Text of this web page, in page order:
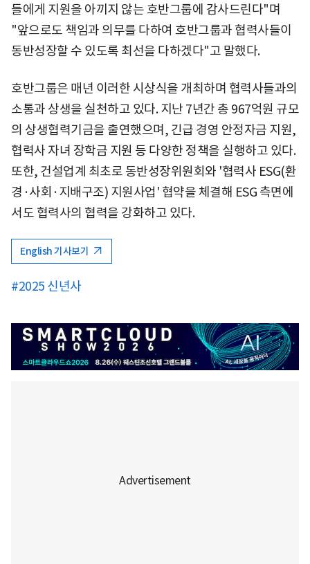
들에게 지원을 아끼지 않는 호반그룹에 감사드린다"며
"앞으로도 책임과 의무를 다하여 호반그룹과 협력사들이
동반성장할 수 있도록 최선을 다하겠다"고 말했다.
호반그룹은 매년 이러한 시상식을 개최하며 협력사들과의
소통과 상생을 실천하고 있다. 지난 7년간 총 967억원 규모
의 상생협력기금을 출연했으며, 긴급 경영 안정자금 지원,
협력사 자녀 장학금 지원 등 다양한 정책을 실행하고 있다.
또한, 건설업계 최초로 동반성장위원회와 '협력사 ESG(환
경·사회·지배구조) 지원사업' 협약을 체결해 ESG 측면에
서도 협력사의 협력을 강화하고 있다.
English 기사보기
#2025 신년사